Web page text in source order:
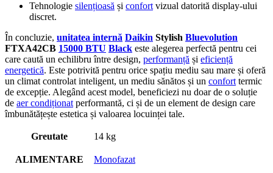
Tehnologie silențioasă și confort vizual datorită display-ului
discret.
În concluzie, unitatea internă Daikin Stylish Bluevolution
FTXA42CB 15000 BTU Black este alegerea perfectă pentru cei
care caută un echilibru între design, performanță și eficiență
energetică. Este potrivită pentru orice spațiu mediu sau mare și oferă
un climat controlat inteligent, un mediu sănătos și un confort termic
de excepție. Alegând acest model, beneficiezi nu doar de o soluție
de aer condiționat performantă, ci și de un element de design care
îmbunătățește estetica și valoarea locuinței tale.
Greutate 14 kg
ALIMENTARE Monofazat